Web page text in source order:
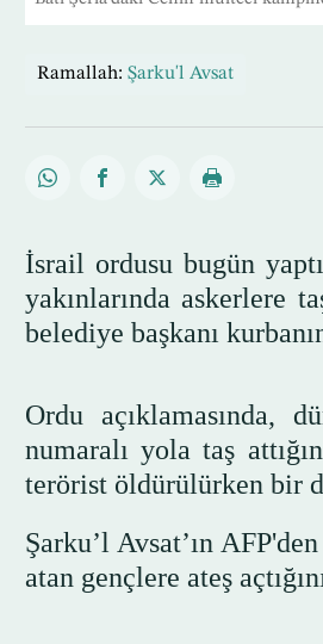
Ramallah: Şarku'l Avsat
İsrail ordusu bugün
yakınlarında askerlere
belediye başkanı
Ordu açıklamasında,
numaralı yola taş
terörist öldürülürken bir
Şarku’l Avsat’ın
atan gençlere ateş